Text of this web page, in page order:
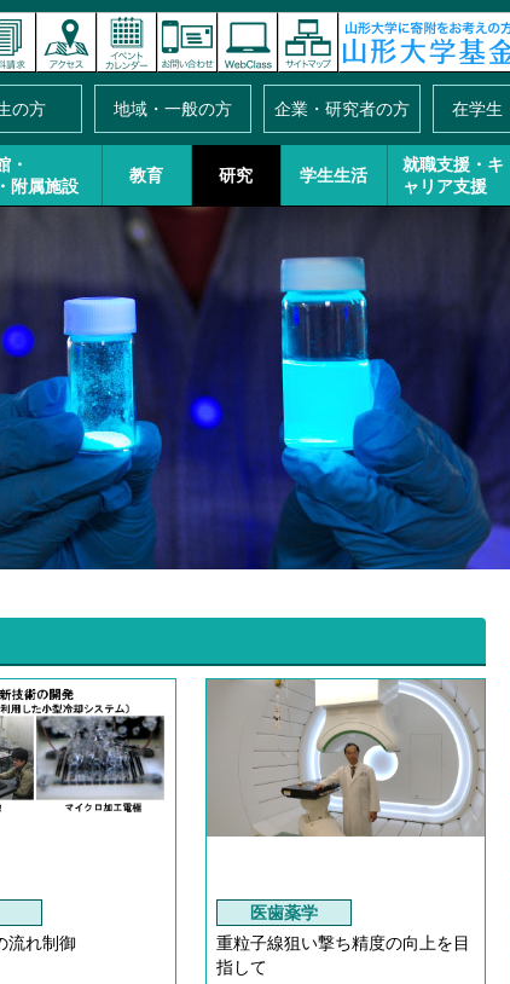
の方 地域・一般の方 企業・研究者の方 在学生
・
附属施設
教育 研究 学生生活
就職支援・ キ
ャリア支援
流れ制御
医歯薬学
重粒子線狙い撃ち精度の向上を目
指して